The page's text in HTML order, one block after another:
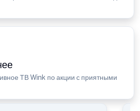
ТВ Wink по акции с приятными